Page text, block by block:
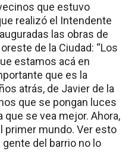
que estuvo
realizó el Intendente
las obras de
de la Ciudad: “Los
estamos acá en
que es la
atrás, de Javier de la
que se pongan luces
que se vea mejor. Ahora,
primer mundo. Ver esto
del barrio no lo